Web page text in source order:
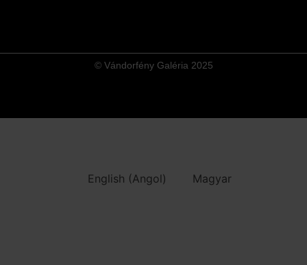
© Vándorfény Galéria 2025
English (Angol) Magyar